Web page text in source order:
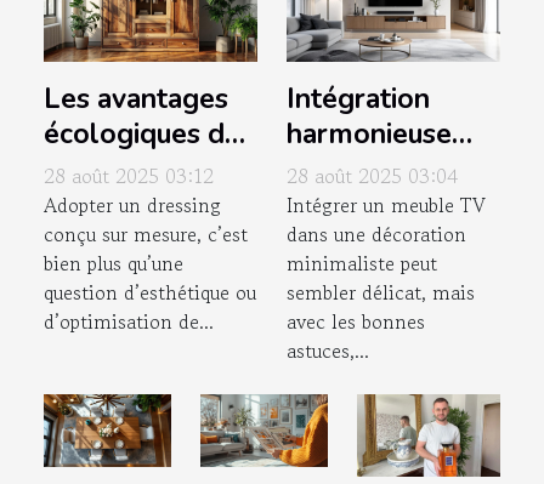
Les avantages
écologiques des
dressings
conçus sur
mesure
28 août 2025 03:12
Adopter un dressing
conçu sur mesure, c’est
bien plus qu’une
question d’esthétique ou
d’optimisation de...
Intégration
harmonieuse
d'un meuble TV
dans une
décoration
minimaliste
28 août 2025 03:04
Intégrer un meuble TV
dans une décoration
minimaliste peut
sembler délicat, mais
avec les bonnes
astuces,...